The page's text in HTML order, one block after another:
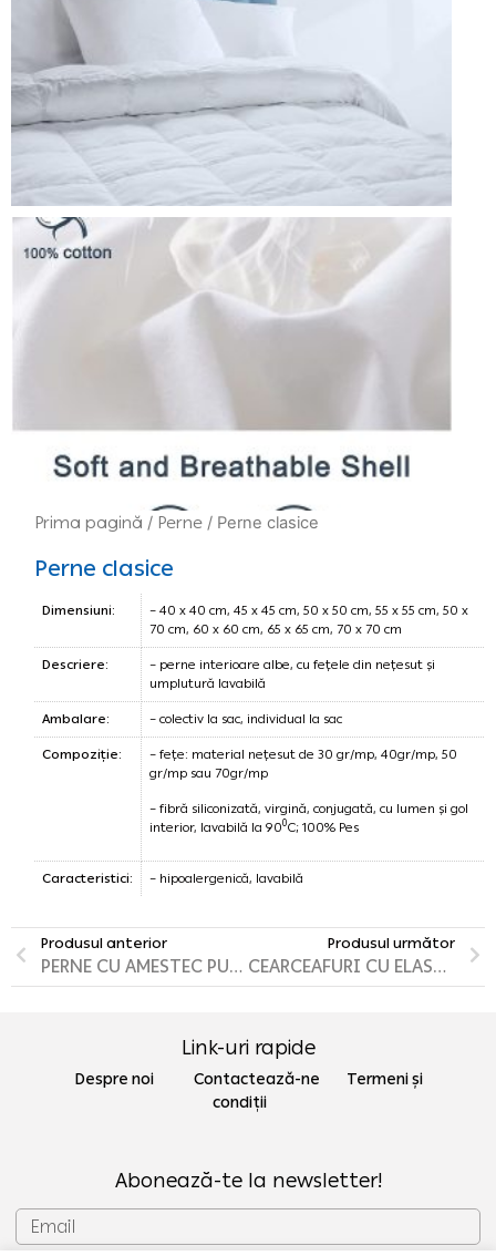
Prima pagină / Perne / Perne clasice
Perne clasice
Dimensiuni:
– 40 x 40 cm, 45 x 45 cm, 50 x 50 cm, 55 x 55 cm, 50 x
70 cm, 60 x 60 cm, 65 x 65 cm, 70 x 70 cm
Descriere:
– perne interioare albe, cu fețele din nețesut și
umplutură lavabilă
Ambalare: – colectiv la sac, individual la sac
Compoziție:
– fețe: material nețesut de 30 gr/mp, 40gr/mp, 50
gr/mp sau 70gr/mp
– fibră siliconizată, virgină, conjugată, cu lumen și gol
interior, lavabilă la 900C; 100% Pes
Caracteristici: – hipoalergenică, lavabilă
Produsul anterior
PERNE CU AMESTEC PUF, PANĂ ȘI FIBRE POLIESTER
Produsul următor
CEARCEAFURI CU ELASTIC PERCALE
Link-uri rapide
Despre noi Contactează-ne
Termeni și
condiții
Abonează-te la newsletter!